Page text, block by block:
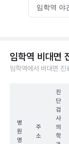
임학역 야
임학역 비대면
임학역에서 비대면 진
병
원
명
주
소
진
단
검
사
의
학